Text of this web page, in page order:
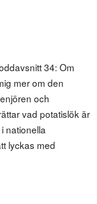
34: Om
mer om den
och
vad potatislök är
nationella
lyckas med